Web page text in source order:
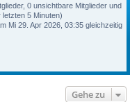
0 unsichtbare Mitglieder und
5 Minuten)
Mi 29. Apr 2026, 03:35 gleichzeitig
Gehe zu